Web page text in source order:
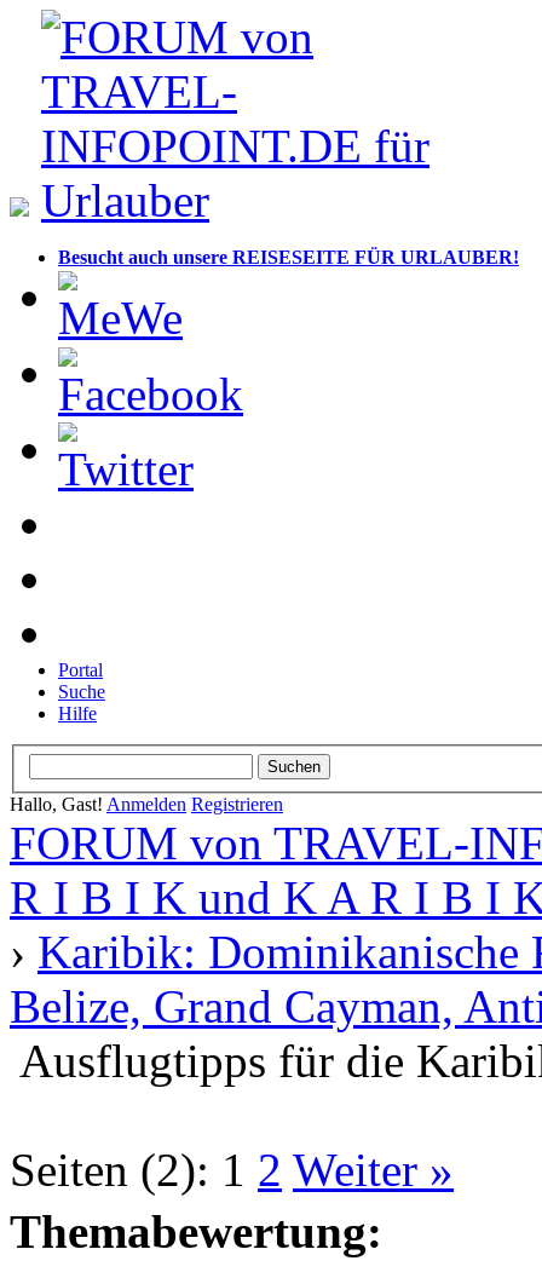
Besucht auch unsere REISESEITE FÜR URLAUBER!
Portal
Suche
Hilfe
Hallo, Gast! Anmelden Registrieren
FORUM von TRAVEL-
R I B I K und K A R I B I
› Karibik: Dominikanische
Belize, Grand Cayman,
Ausflugtipps für die
Seiten (2): 1 2 Weiter »
Themabewertung: